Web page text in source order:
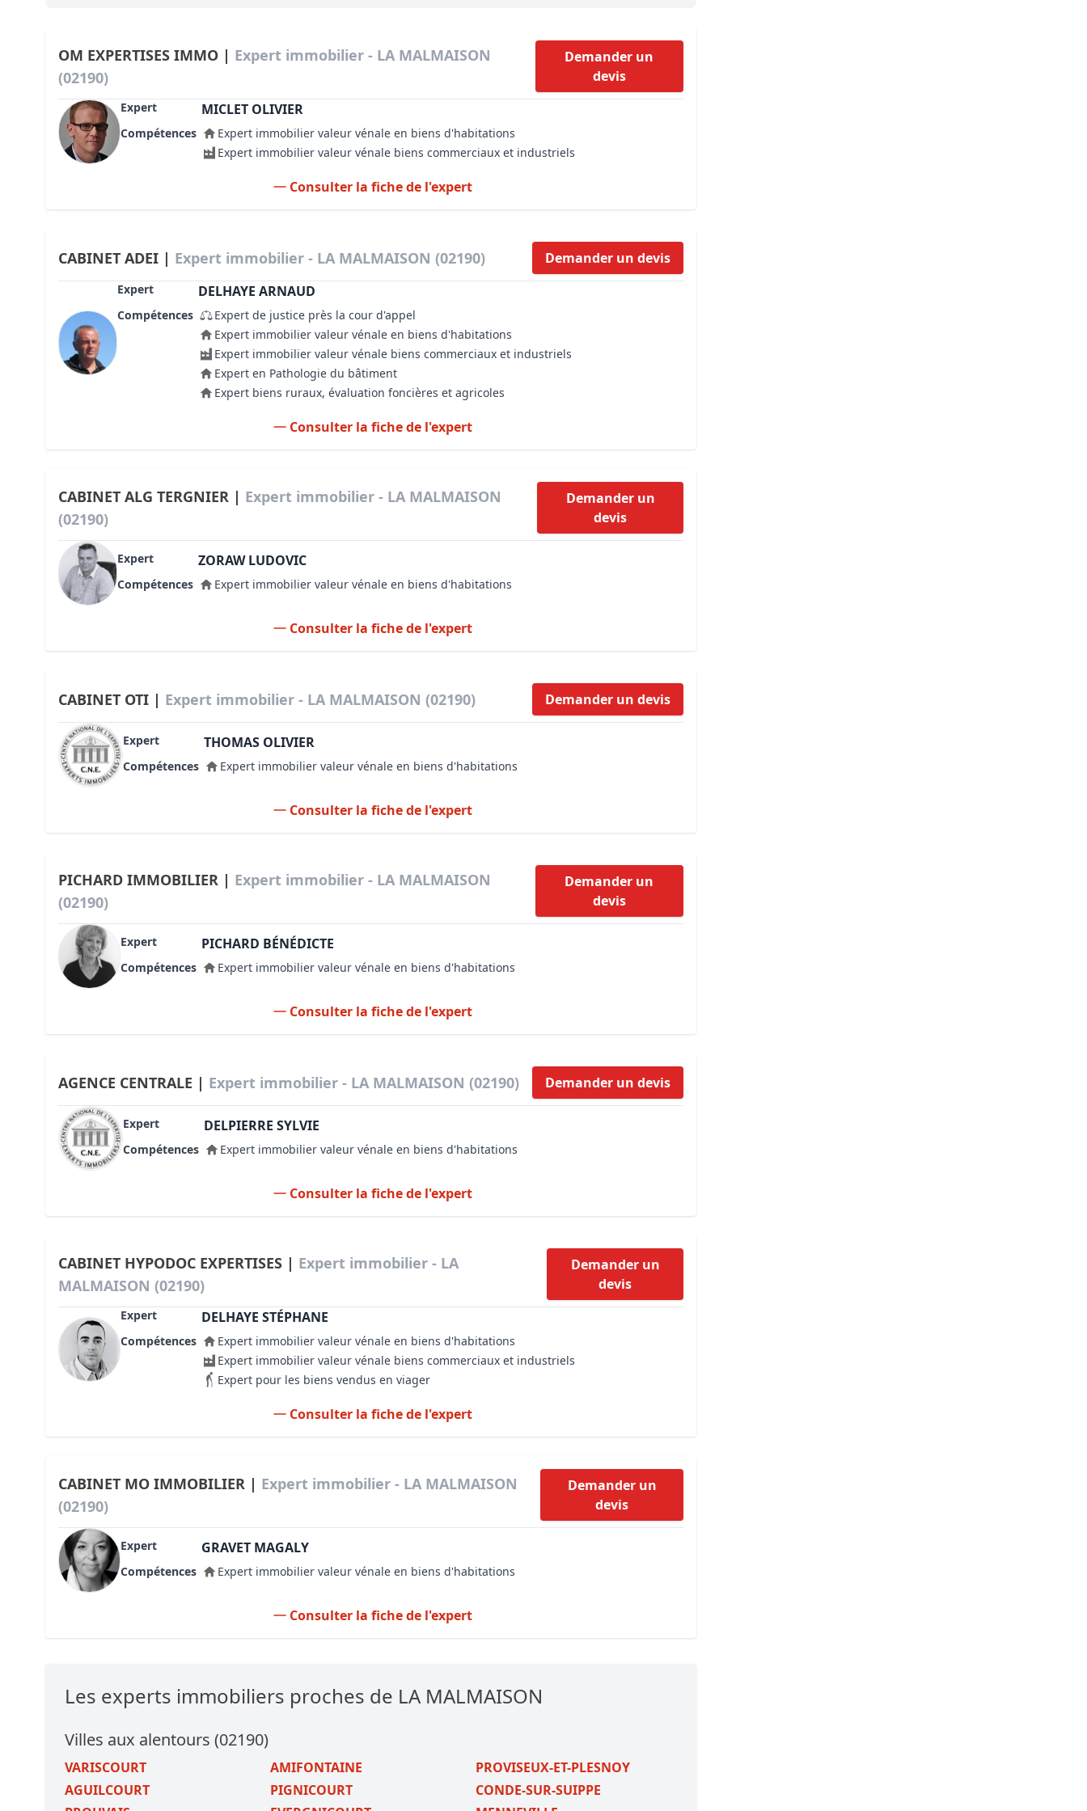
Règles d’urbanisme
Lecture et compréhension d’un Plan Local d’Urbanisme (PLU)
Droit de l'environnement et de l'immobilier
Estimer le droit au bail
Développer et organiser l'activité de Syndic
Biens d’exception, belles demeures, châteaux et traits de côte
IA Pioneer®
Expertise pré-achat
OM EXPERTISES IMMO | Expert immobilier - LA MALMAISON
(02190)
Demander un
devis
Expert MICLET OLIVIER
Compétences
Expert immobilier valeur vénale en biens d'habitations
Expert immobilier valeur vénale biens commerciaux et industriels
Consulter la fiche de l'expert
CABINET ADEI | Expert immobilier - LA MALMAISON (02190) Demander un devis
Expert DELHAYE ARNAUD
Compétences
Expert de justice près la cour d'appel
Expert immobilier valeur vénale en biens d'habitations
Expert immobilier valeur vénale biens commerciaux et industriels
Expert en Pathologie du bâtiment
Expert biens ruraux, évaluation foncières et agricoles
Consulter la fiche de l'expert
CABINET ALG TERGNIER | Expert immobilier - LA MALMAISON
(02190)
Demander un
devis
Expert ZORAW LUDOVIC
Compétences Expert immobilier valeur vénale en biens d'habitations
Consulter la fiche de l'expert
CABINET OTI | Expert immobilier - LA MALMAISON (02190) Demander un devis
Expert THOMAS OLIVIER
Compétences Expert immobilier valeur vénale en biens d'habitations
Consulter la fiche de l'expert
PICHARD IMMOBILIER | Expert immobilier - LA MALMAISON
(02190)
Demander un
devis
Expert PICHARD BÉNÉDICTE
Compétences Expert immobilier valeur vénale en biens d'habitations
Consulter la fiche de l'expert
AGENCE CENTRALE | Expert immobilier - LA MALMAISON (02190) Demander un devis
Expert DELPIERRE SYLVIE
Compétences Expert immobilier valeur vénale en biens d'habitations
Consulter la fiche de l'expert
CABINET HYPODOC EXPERTISES | Expert immobilier - LA
MALMAISON (02190)
Demander un
devis
Expert DELHAYE STÉPHANE
Compétences
Expert immobilier valeur vénale en biens d'habitations
Expert immobilier valeur vénale biens commerciaux et industriels
Expert pour les biens vendus en viager
Consulter la fiche de l'expert
CABINET MO IMMOBILIER | Expert immobilier - LA MALMAISON
(02190)
Demander un
devis
Expert GRAVET MAGALY
Compétences Expert immobilier valeur vénale en biens d'habitations
Consulter la fiche de l'expert
Les experts immobiliers proches de LA MALMAISON
Villes aux alentours (02190)
VARISCOURT AMIFONTAINE
PROVISEUX-ET-PLESNOY
AGUILCOURT
PIGNICOURT
CONDE-SUR-SUIPPE